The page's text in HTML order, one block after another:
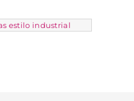
estilo industrial